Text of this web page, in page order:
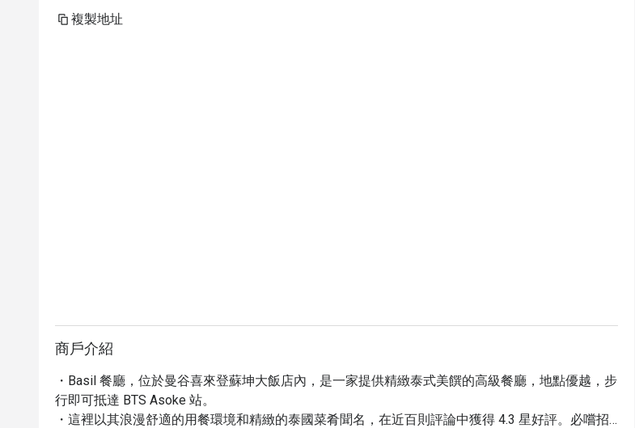
複製地址
商戶介紹
・Basil 餐廳，位於曼谷喜來登蘇坤大飯店內，是一家提供精緻泰式美饌的高級餐廳，地點優越，步
行即可抵達 BTS Asoke 站。
・這裡以其浪漫舒適的用餐環境和精緻的泰國菜肴聞名，在近百則評論中獲得 4.3 星好評。必嚐招